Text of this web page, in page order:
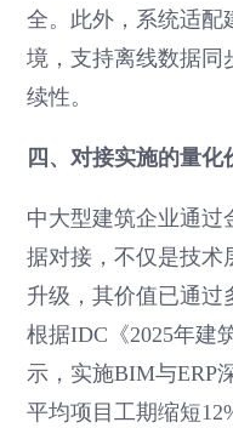
全。此外，系统适配
境，支持离线数据同
续性。
四、对接实施的量化
中大型建筑企业通过
据对接，不仅是技术
升级，其价值已通过
根据IDC《2025年建
示，实施BIM与ERP
平均项目工期缩短